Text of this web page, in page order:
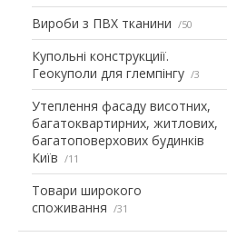
Вироби з ПВХ тканини 50
Купольні конструкциії.
Геокуполи для глемпінгу
3
Утеплення фасаду висотних,
багатоквартирних, житлових,
багатоповерхових будинків
Київ
11
Товари широкого
споживання
31